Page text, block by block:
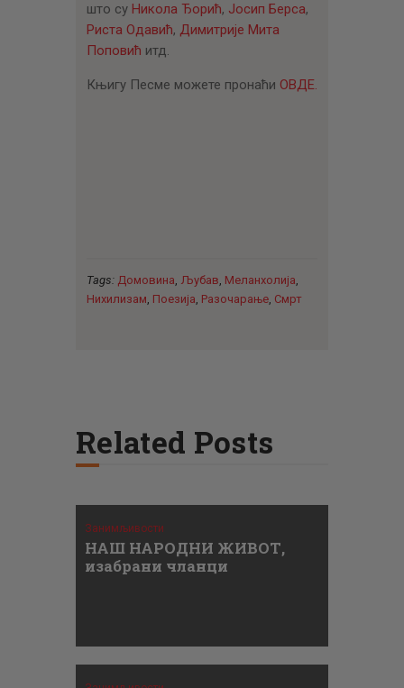
што су Никола Ђорић, Јосип Берса,
Риста Одавић, Димитрије Мита
Поповић итд.
Књигу Песме можете пронаћи ОВДЕ.
Tags: Домовина, Љубав, Меланхолија,
Нихилизам, Поезија, Разочарање, Смрт
Related Posts
Занимљивости
НАШ НАРОДНИ ЖИВОТ,
изабрани чланци